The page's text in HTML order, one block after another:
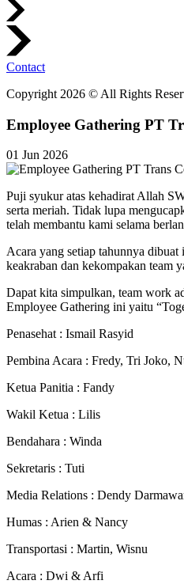
Contact
Copyright 2026 © All Rights
Employee Gathering PT
01 Jun 2026
Puji syukur atas kehadirat Allah
serta meriah. Tidak lupa
telah membantu kami selama
Acara yang setiap tahunnya
keakraban dan kekompakan team
Dapat kita simpulkan, team work
Employee Gathering ini yaitu
Penasehat : Ismail Rasyid
Pembina Acara : Fredy, Tri Joko,
Ketua Panitia : Fandy
Wakil Ketua : Lilis
Bendahara : Winda
Sekretaris : Tuti
Media Relations : Dendy
Humas : Arien & Nancy
Transportasi : Martin, Wisnu
Acara : Dwi & Arfi